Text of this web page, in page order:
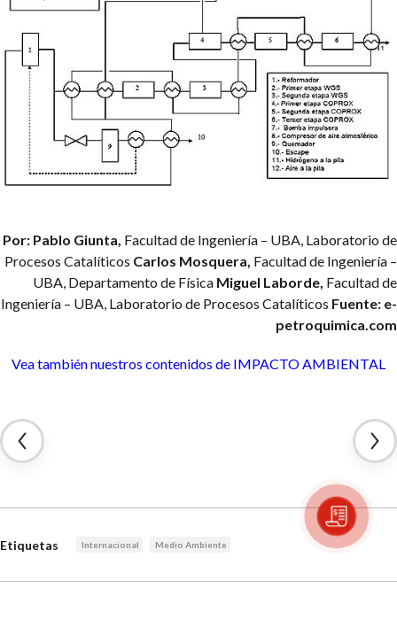
Por: Pablo Giunta, Facultad de Ingeniería – UBA, Laboratorio de
Procesos Catalíticos Carlos Mosquera, Facultad de Ingeniería –
UBA, Departamento de Física Miguel Laborde, Facultad de
Ingeniería – UBA, Laboratorio de Procesos Catalíticos Fuente: e-
petroquimica.com
Vea también nuestros contenidos de IMPACTO AMBIENTAL
Etiquetas Internacional Medio Ambiente